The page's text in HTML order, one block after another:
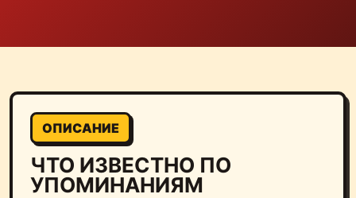
ОПИСАНИЕ
ЧТО ИЗВЕСТНО ПО
УПОМИНАНИЯМ